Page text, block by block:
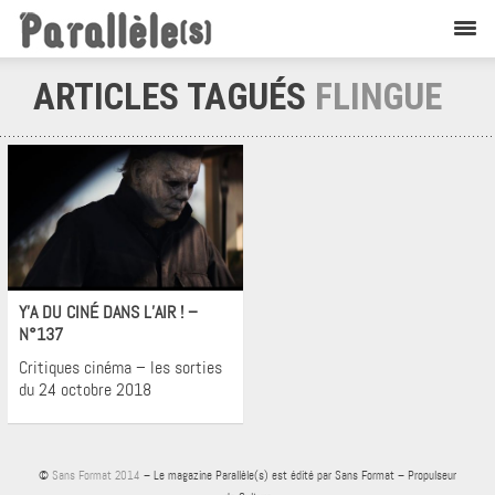
ARTICLES TAGUÉS FLINGUE
Y’A DU CINÉ DANS L’AIR ! –
N°137
Critiques cinéma – les sorties
du 24 octobre 2018
© Sans Format 2014 – Le magazine Parallèle(s) est édité par Sans Format – Propulseur